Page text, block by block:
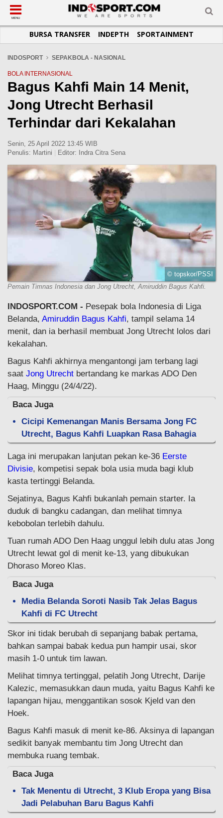
SUB-MENU
SEPAKBOLA
LIGA INGGRIS
LIGA ITALIA
LIGA SPANYOL
LIGA JERMAN
LIGA PRANCIS
LIGA EUROPA
SUB-MENU
SPORTAINMENT
SUB-MENU
OTOMOTIF
OTOMANIA
SUB-MENU
BASKET
FUTSAL
OLIMPIK
E-SPORT
SUB-MENU
JADWAL
SUB-MENU
TOPIK HARI INI
INFOGRAFIS
GALERI FOTO
TEMPAT OLAHRAGA
KOMUNITAS SEHAT
MENU
BURSA TRANSFER INDEPTH SPORTAINMENT
INDOSPORT SEPAKBOLA - NASIONAL
BOLA INTERNASIONAL
Bagus Kahfi Main 14 Menit,
Jong Utrecht Berhasil
Terhindar dari Kekalahan
Senin, 25 April 2022 13:45 WIB
Penulis: Martini Editor: Indra Citra Sena
© topskor/PSSI
Pemain Timnas Indonesia dan Jong Utrecht, Amiruddin Bagus Kahfi.
INDOSPORT.COM - Pesepak bola Indonesia di Liga
Belanda, Amiruddin Bagus Kahfi, tampil selama 14
menit, dan ia berhasil membuat Jong Utrecht lolos dari
kekalahan.
Bagus Kahfi akhirnya mengantongi jam terbang lagi
saat Jong Utrecht bertandang ke markas ADO Den
Haag, Minggu (24/4/22).
Baca Juga
Cicipi Kemenangan Manis Bersama Jong FC
Utrecht, Bagus Kahfi Luapkan Rasa Bahagia
Laga ini merupakan lanjutan pekan ke-36 Eerste
Divisie, kompetisi sepak bola usia muda bagi klub
kasta tertinggi Belanda.
Sejatinya, Bagus Kahfi bukanlah pemain starter. Ia
duduk di bangku cadangan, dan melihat timnya
kebobolan terlebih dahulu.
Tuan rumah ADO Den Haag unggul lebih dulu atas Jong
Utrecht lewat gol di menit ke-13, yang dibukukan
Dhoraso Moreo Klas.
Baca Juga
Media Belanda Soroti Nasib Tak Jelas Bagus
Kahfi di FC Utrecht
Skor ini tidak berubah di sepanjang babak pertama,
bahkan sampai babak kedua pun hampir usai, skor
masih 1-0 untuk tim lawan.
Melihat timnya tertinggal, pelatih Jong Utrecht, Darije
Kalezic, memasukkan daun muda, yaitu Bagus Kahfi ke
lapangan hijau, menggantikan sosok Kjeld van den
Hoek.
Bagus Kahfi masuk di menit ke-86. Aksinya di lapangan
sedikit banyak membantu tim Jong Utrecht dan
membuka ruang tembak.
Baca Juga
Tak Menentu di Utrecht, 3 Klub Eropa yang Bisa
Jadi Pelabuhan Baru Bagus Kahfi